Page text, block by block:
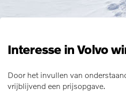
Interesse in Volvo
Door het invullen van
vrijblijvend een prijsopgave.